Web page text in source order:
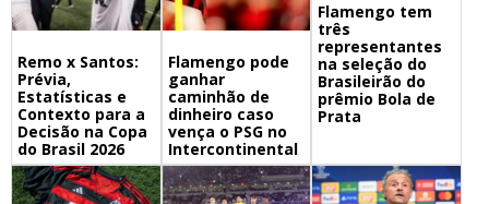
Remo x Santos:
Prévia,
Estatísticas e
Contexto para a
Decisão na Copa
do Brasil 2026
Flamengo pode
ganhar
caminhão de
dinheiro caso
vença o PSG no
Intercontinental
Flamengo tem
três
representantes
na seleção do
Brasileirão do
prêmio Bola de
Prata